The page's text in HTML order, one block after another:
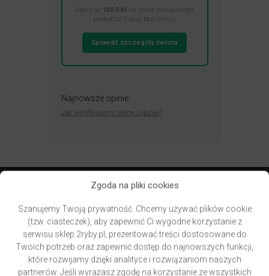
Zgoda na pliki cookies
Szanujemy Twoją prywatność. Chcemy używać plików cookie
(tzw. ciasteczek), aby zapewnić Ci wygodne korzystanie z
serwisu sklep.2ryby.pl, prezentować treści dostosowane do
Twoich potrzeb oraz zapewnić dostęp do najnowszych funkcji,
które rozwijamy dzięki analityce i rozwiązaniom naszych
partnerów. Jeśli wyrażasz zgodę na korzystanie ze wszystkich
Masz aż 100 DNI
na zwrot zakupionego
produktu! Kupuj bez stresu.
Sprawdź szczegóły zwrotu
Najnowsze opinie
Jak weryfikujemy oceny i opinie?
Newsletter – zapisz się i zyskaj
Zwroty – bezpieczne zakupy
Kontakt, godziny otwarcia, mapa dojazdu
Blog, recenzje produktów, aktualności, promocje